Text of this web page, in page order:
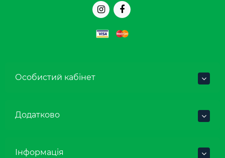
Особистий кабінет
Додатково
Інформація